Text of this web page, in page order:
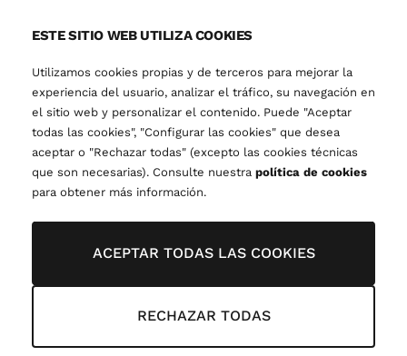
ESTE SITIO WEB UTILIZA COOKIES
Utilizamos cookies propias y de terceros para mejorar la
experiencia del usuario, analizar el tráfico, su navegación en
el sitio web y personalizar el contenido. Puede "Aceptar
todas las cookies", "Configurar las cookies" que desea
aceptar o "Rechazar todas" (excepto las cookies técnicas
que son necesarias). Consulte nuestra política de cookies
para obtener más información.
ACEPTAR TODAS LAS COOKIES
RECHAZAR TODAS